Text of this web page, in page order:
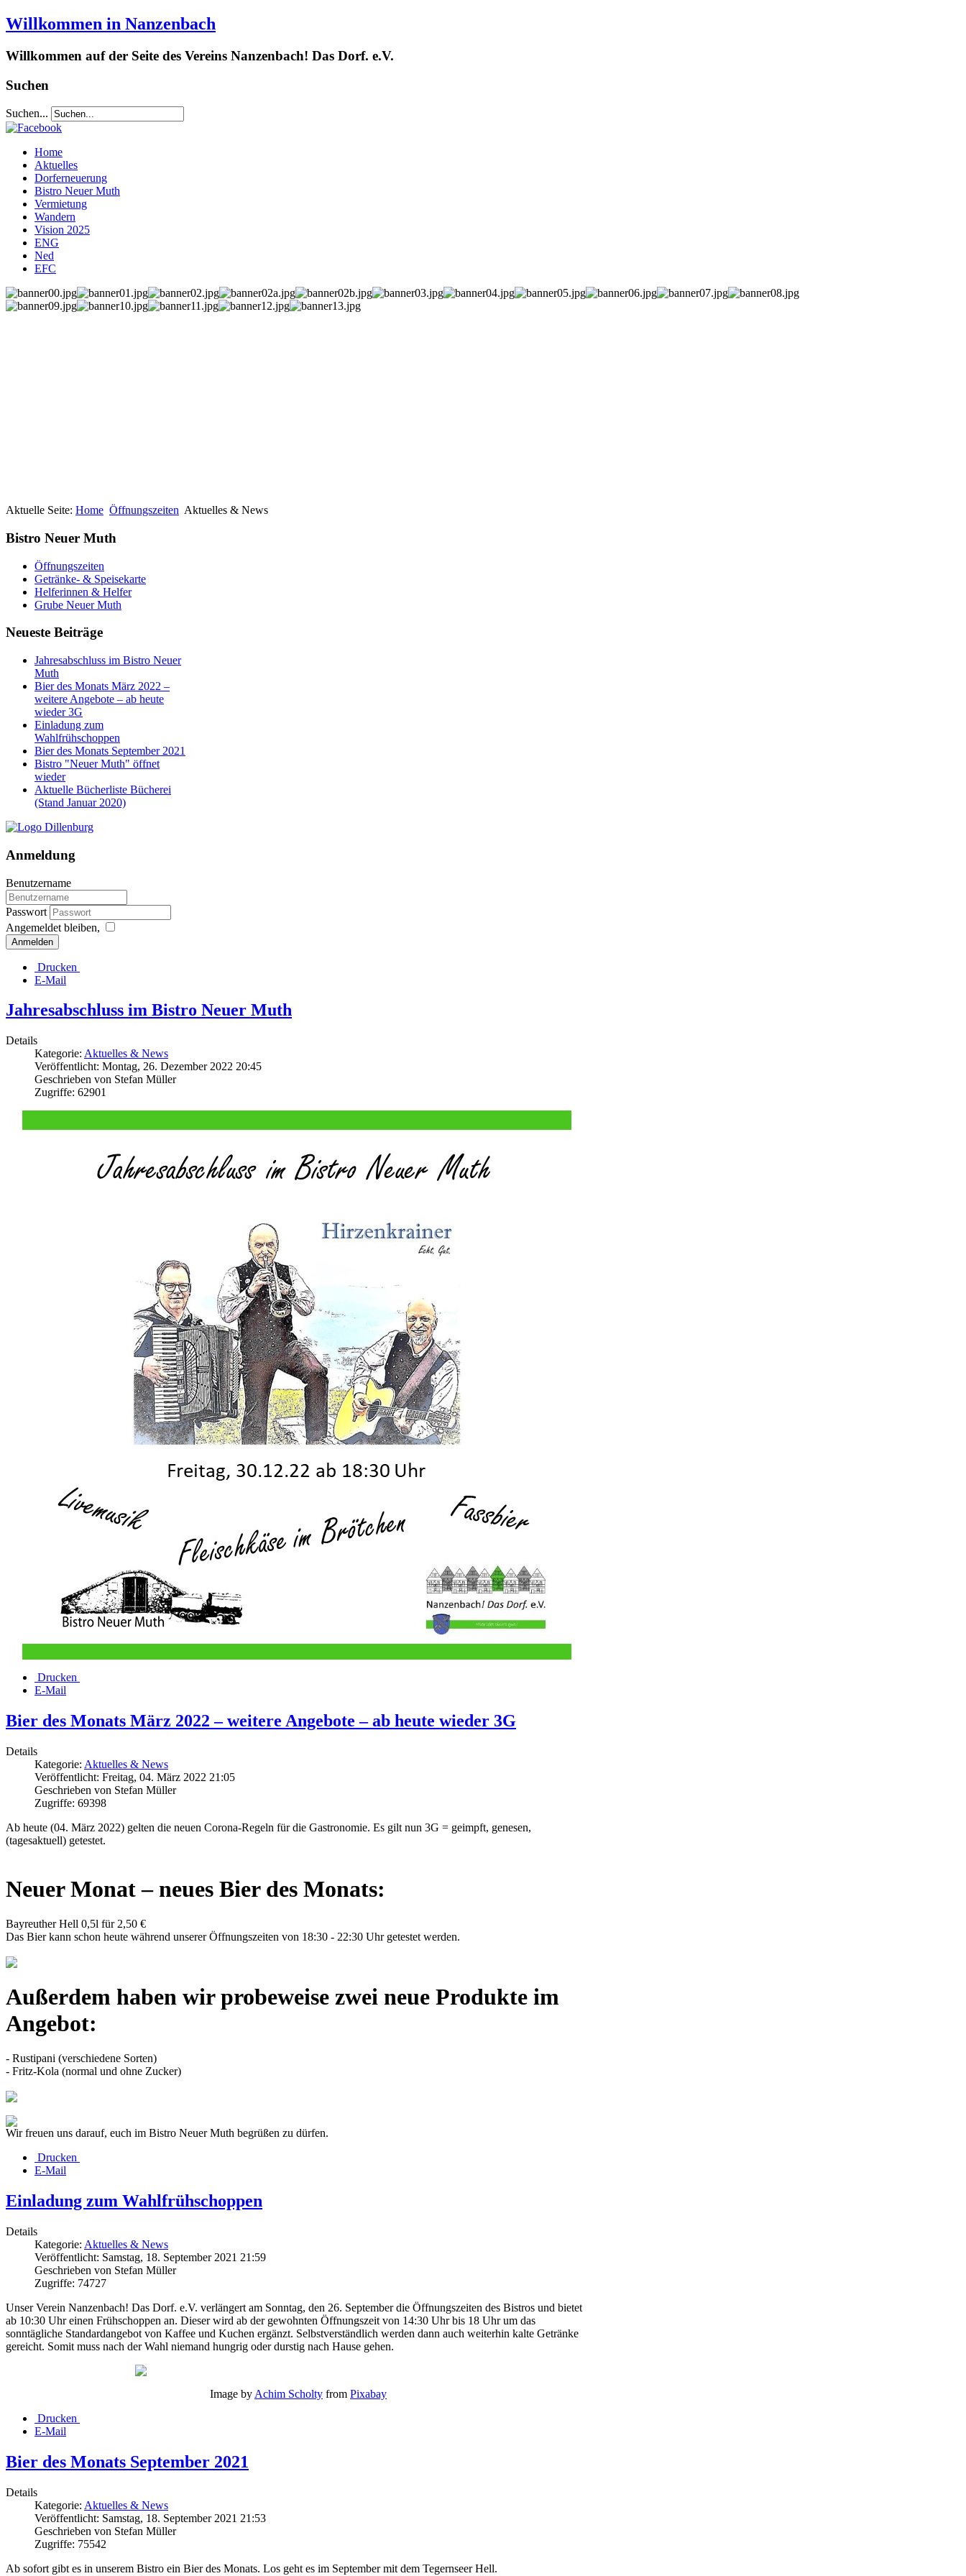
Willkommen in Nanzenbach
Willkommen auf der Seite des Vereins Nanzenbach! Das Dorf. e.V.
Suchen
Suchen...
Home
Aktuelles
Dorferneuerung
Bistro Neuer Muth
Vermietung
Wandern
Vision 2025
ENG
Ned
EFC
Aktuelle Seite: Home Öffnungszeiten Aktuelles & News
Bistro Neuer Muth
Öffnungszeiten
Getränke- & Speisekarte
Helferinnen & Helfer
Grube Neuer Muth
Neueste Beiträge
Jahresabschluss im Bistro Neuer
Muth
Bier des Monats März 2022 –
weitere Angebote – ab heute
wieder 3G
Einladung zum
Wahlfrühschoppen
Bier des Monats September 2021
Bistro "Neuer Muth" öffnet
wieder
Aktuelle Bücherliste Bücherei
(Stand Januar 2020)
Anmeldung
Benutzername
Passwort
Angemeldet bleiben,
Anmelden
Drucken
E-Mail
Jahresabschluss im Bistro Neuer Muth
Details
Kategorie: Aktuelles & News
Veröffentlicht: Montag, 26. Dezember 2022 20:45
Geschrieben von Stefan Müller
Zugriffe: 62901
Drucken
E-Mail
Bier des Monats März 2022 – weitere Angebote – ab heute wieder 3G
Details
Kategorie: Aktuelles & News
Veröffentlicht: Freitag, 04. März 2022 21:05
Geschrieben von Stefan Müller
Zugriffe: 69398
Ab heute (04. März 2022) gelten die neuen Corona-Regeln für die Gastronomie. Es gilt nun 3G = geimpft, genesen,
(tagesaktuell) getestet.
Neuer Monat – neues Bier des Monats:
Bayreuther Hell 0,5l für 2,50 €
Das Bier kann schon heute während unserer Öffnungszeiten von 18:30 - 22:30 Uhr getestet werden.
Außerdem haben wir probeweise zwei neue Produkte im
Angebot:
- Rustipani (verschiedene Sorten)
- Fritz-Kola (normal und ohne Zucker)
Wir freuen uns darauf, euch im Bistro Neuer Muth begrüßen zu dürfen.
Drucken
E-Mail
Einladung zum Wahlfrühschoppen
Details
Kategorie: Aktuelles & News
Veröffentlicht: Samstag, 18. September 2021 21:59
Geschrieben von Stefan Müller
Zugriffe: 74727
Unser Verein Nanzenbach! Das Dorf. e.V. verlängert am Sonntag, den 26. September die Öffnungszeiten des Bistros und bietet
ab 10:30 Uhr einen Frühschoppen an. Dieser wird ab der gewohnten Öffnungszeit von 14:30 Uhr bis 18 Uhr um das
sonntägliche Standardangebot von Kaffee und Kuchen ergänzt. Selbstverständlich werden dann auch weiterhin kalte Getränke
gereicht. Somit muss nach der Wahl niemand hungrig oder durstig nach Hause gehen.
Image by Achim Scholty from Pixabay
Drucken
E-Mail
Bier des Monats September 2021
Details
Kategorie: Aktuelles & News
Veröffentlicht: Samstag, 18. September 2021 21:53
Geschrieben von Stefan Müller
Zugriffe: 75542
Ab sofort gibt es in unserem Bistro ein Bier des Monats. Los geht es im September mit dem Tegernseer Hell.